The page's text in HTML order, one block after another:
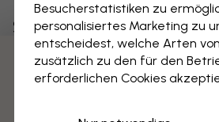
Segeln mit Delfinen
Anpassen und
Vormontiert und bereit zum
Besucherstatistiken zu
personalisiertes Marketing zu
entscheidest, welche Arten
zusätzlich zu den für den
erforderlichen Cookies